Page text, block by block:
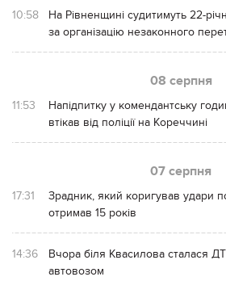
10:58
На Рівненщині судитимуть 22-
за організацію незаконного
08 серпня
11:53
Напідпитку у комендантську
втікав від поліції на Кореччині
07 серпня
17:31
Зрадник, який коригував удари
отримав 15 років
14:36
Вчора біля Квасилова сталася
автовозом